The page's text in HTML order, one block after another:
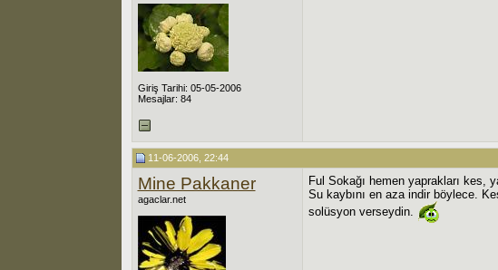
Giriş Tarihi: 05-05-2006
Mesajlar: 84
11-06-2006, 22:44
Mine Pakkaner
agaclar.net
Ful Sokağı hemen yaprakları kes,
Su kaybını en aza indir böylece.
solüsyon verseydin.